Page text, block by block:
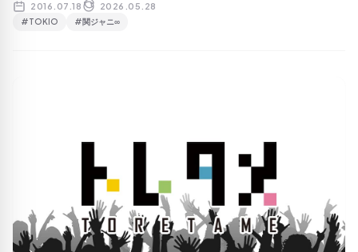
2016.07.18 2026.05.28
#TOKIO #関ジャニ∞